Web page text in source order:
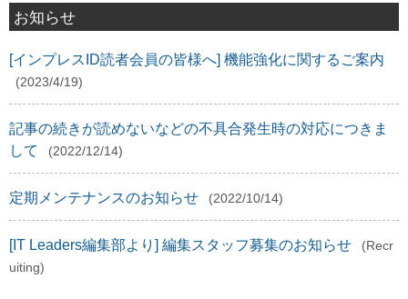
お知らせ
[インプレスID読者会員の皆様へ] 機能強化に関するご案内
(2023/4/19)
記事の続きが読めないなどの不具合発生時の対応につきま
して
(2022/12/14)
定期メンテナンスのお知らせ (2022/10/14)
[IT Leaders編集部より] 編集スタッフ募集のお知らせ
(Recr
uiting)